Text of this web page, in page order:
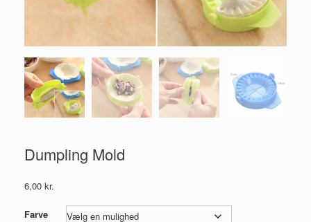
Dumpling Mold
6,00 kr.
Farve